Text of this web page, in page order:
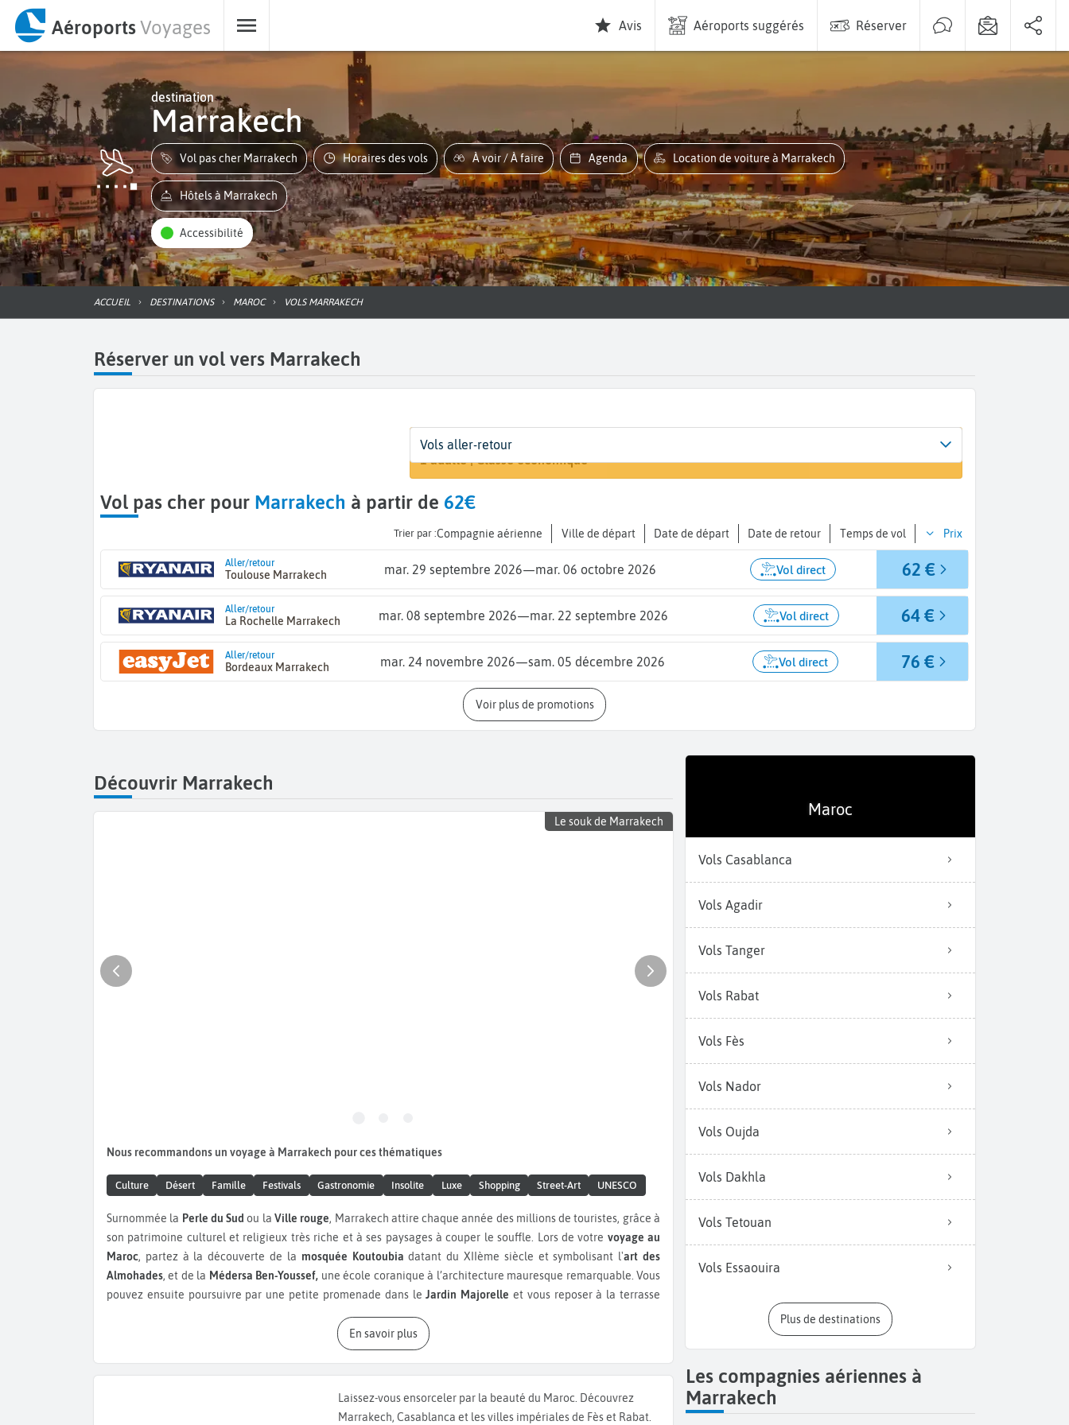
AéroportsVoyages Avis Aéroports suggérés Réserver
destination
Marrakech
Vol pas cher Marrakech Horaires des vols À voir / À faire Agenda Location de voiture à Marrakech
Hôtels à Marrakech
Accessibilité
ACCUEIL DESTINATIONS MAROC VOLS MARRAKECH
Réserver un vol vers Marrakech
Départ
De... Marrakech (RAK)
Dates
Dates de votre voyage
Voyageurs | Classe
1 adulte | Classe économique
Vols aller-retour
Vol pas cher pour Marrakech à partir de 62€
Trier par : Compagnie aérienne Ville de départ Date de départ Date de retour Temps de vol Prix
Aller/retour
Toulouse Marrakech mar. 29 septembre 2026—mar. 06 octobre 2026 Vol direct 62 €
Aller/retour
La Rochelle Marrakech mar. 08 septembre 2026—mar. 22 septembre 2026 Vol direct 64 €
Aller/retour
Bordeaux Marrakech mar. 24 novembre 2026—sam. 05 décembre 2026 Vol direct 76 €
Voir plus de promotions
Découvrir Marrakech
Le souk de Marrakech
Nous recommandons un voyage à Marrakech pour ces thématiques
Culture Désert Famille Festivals Gastronomie Insolite Luxe Shopping Street-Art UNESCO
Surnommée la Perle du Sud ou la Ville rouge, Marrakech attire chaque année des millions de touristes, grâce à
son patrimoine culturel et religieux très riche et à ses paysages à couper le souffle. Lors de votre voyage au
Maroc, partez à la découverte de la mosquée Koutoubia datant du XIIème siècle et symbolisant l'art des
Almohades, et de la Médersa Ben-Youssef, une école coranique à l’architecture mauresque remarquable. Vous
pouvez ensuite poursuivre par une petite promenade dans leJardin Majorelle et vous reposer à la terrasse
regardant l’agitation quotidienne sur la place. Une activité incontournable est aussi une balade dans la
patrimoine mondial de l'Unesco
En savoir plus
Laissez-vous ensorceler par la beauté du Maroc. Découvrez
Marrakech, Casablanca et les villes impériales de Fès et Rabat.
Maroc
Vols Casablanca
Vols Agadir
Vols Tanger
Vols Rabat
Vols Fès
Vols Nador
Vols Oujda
Vols Dakhla
Vols Tetouan
Vols Essaouira
Plus de destinations
Les compagnies aériennes à
Marrakech